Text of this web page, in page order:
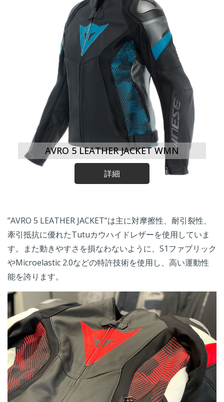
AVRO 5 LEATHER JACKET WMN
詳細
”AVRO 5 LEATHER JACKET”は主に対摩擦性、 耐引裂性、
牽引抵抗に優れたTutuカウハイドレザーを使用していま
す。また動きやすさを損なわないように、S1ファブリック
やMicroelastic 2.0などの特許技術を使用し、高い運動性
能を誇ります。